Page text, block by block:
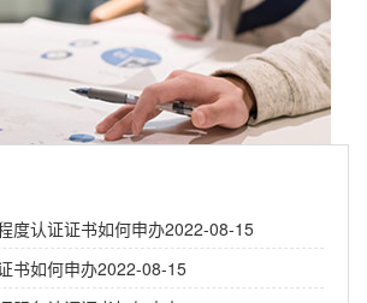
度认证证书如何申办2022-08-15
书如何申办2022-08-15